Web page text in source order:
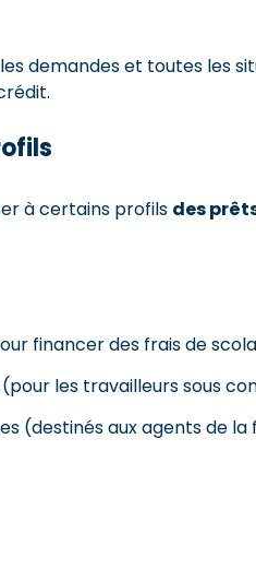
demandes et toutes les
à certains profils des
financer des frais de
les travailleurs sous
(destinés aux agents de la